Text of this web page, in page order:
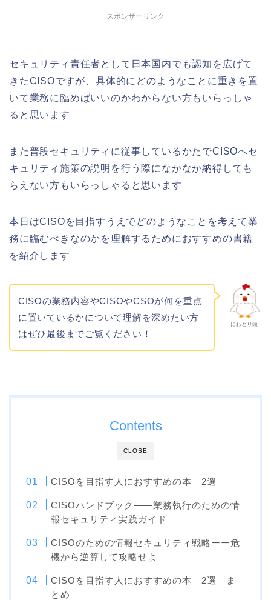
スポンサーリンク
セキュリティ責任者として日本国内でも認知を広げて
きたCISOですが、具体的にどのようなことに重きを置
いて業務に臨めばいいのかわからない方もいらっしゃ
ると思います
また普段セキュリティに従事しているかたでCISOへセ
キュリティ施策の説明を行う際になかなか納得しても
らえない方もいらっしゃると思います
本日はCISOを目指すうえでどのようなことを考えて業
務に臨むべきなのかを理解するためにおすすめの書籍
を紹介します
にわとり頭
CISOの業務内容やCISOやCSOが何を重点
に置いているかについて理解を深めたい方
はぜひ最後までご覧ください！
CLOSE
Contents
CISOを目指す人におすすめの本 2選
CISOハンドブック――業務執行のための情
報セキュリティ実践ガイド
CISOのための情報セキュリティ戦略ーー危
機から逆算して攻略せよ
CISOを目指す人におすすめの本 2選 ま
とめ